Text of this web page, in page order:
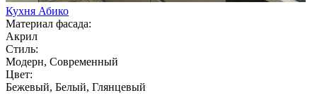
Кухня Абико
Материал фасада:
Акрил
Стиль:
Модерн, Современный
Цвет:
Бежевый, Белый, Глянцевый